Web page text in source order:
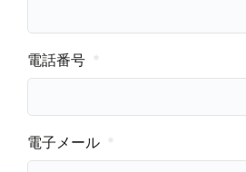
電話番号
電子メール